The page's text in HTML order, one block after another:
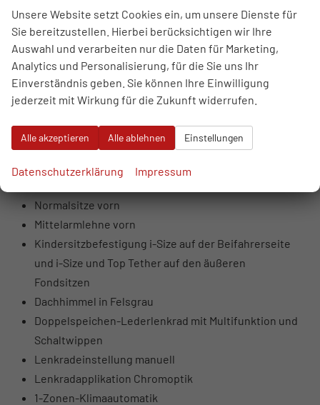
Gepäckraumleuchte
Vorfeldbeleuchtung Heckklappe
Dekoreinlagen Laserstruktur schwarz für
Instrumententafel
Vordersitze manuell einstellbar (Sitzhöhe,
Sitzlängsposition und Lehnenneigung)
Interieurapplikationen Aluminiumoptik
Sitzmittelbahnen in Stoff Passage
Sitzseitenwangen und Kopfstützen in Stoff uni
Normalsitze vorn
Mittelarmlehne vorn
Kindersitzbefestigung i-Size auf der Beifahrerseite
und i-Size und Top Tether auf den äußeren
Fondsitzen
Dachhimmel in Felsgrau
Doppelspeichen-Lederlenkrad mit Multifunktion und
Schaltwippen
Lenkradeinstellung manuell
Lenkradapplikation Chromoptik
1-Zonen-Klimaautomatik
Unsere Website setzt Cookies ein, um unsere Dienste für
Sie bereitzustellen. Hierbei berücksichtigen wir Ihre
Auswahl und verarbeiten nur die Daten für Marketing,
Analytics und Personalisierung, für die Sie uns Ihr
Einverständnis geben. Sie können Ihre Einwilligung
jederzeit mit Wirkung für die Zukunft widerrufen.
Alle akzeptieren Alle ablehnen Einstellungen
Datenschutzerklärung Impressum